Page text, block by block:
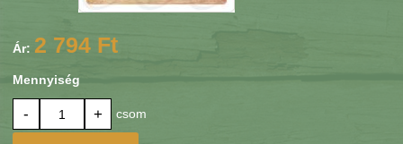
Ár: 2 794 Ft
Mennyiség
- + csom